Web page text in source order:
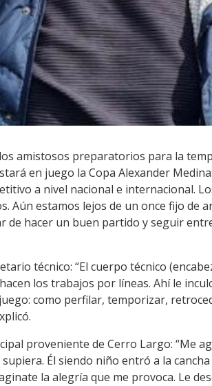
amistosos preparatorios para la
en juego la Copa Alexander
a nivel nacional e internacional.
Aún estamos lejos de un once fijo de
hacer un buen partido y seguir
técnico: “El cuerpo técnico
los trabajos por líneas. Ahí le
como perfilar, temporizar,
proveniente de Cerro Largo: “Me
Él siendo niño entró a la
la alegría que me provoca. Le